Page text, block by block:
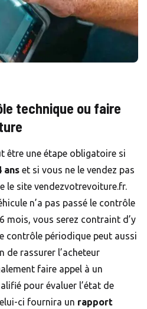
technique ou faire
être une étape obligatoire si
ans et si vous ne le vendez pas
le site vendezvotrevoiture.fr.
n’a pas passé le contrôle
mois, vous serez contraint d’y
contrôle périodique peut aussi
de rassurer l’acheteur
faire appel à un
pour évaluer l’état de
ci fournira un rapport